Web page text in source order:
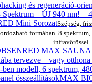
és regeneráció-
Spektrum – ÚJ 940 nm! +
Mini SorozatSzépség,
formában. 8
infravörössel.
MAX SAUNA
tervezve – vagy
ben modell, 6 spektrum,
összeállításokMAX